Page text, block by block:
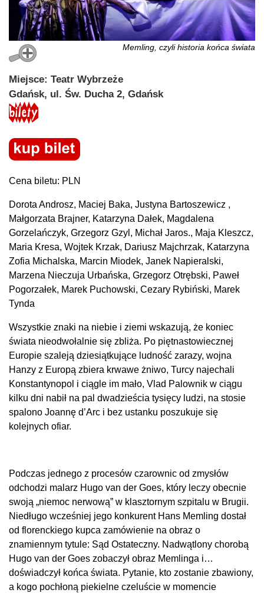
Memling, czyli historia końca świata
Miejsce: Teatr Wybrzeże
Gdańsk, ul. Św. Ducha 2, Gdańsk
Cena biletu: PLN
Dorota Androsz, Maciej Baka, Justyna Bartoszewicz ,
Małgorzata Brajner, Katarzyna Dałek, Magdalena
Gorzelańczyk, Grzegorz Gzyl, Michał Jaros., Maja Kleszcz,
Maria Kresa, Wojtek Krzak, Dariusz Majchrzak, Katarzyna
Zofia Michalska, Marcin Miodek, Janek Napieralski,
Marzena Nieczuja Urbańska, Grzegorz Otrębski, Paweł
Pogorzałek, Marek Puchowski, Cezary Rybiński, Marek
Tynda
Wszystkie znaki na niebie i ziemi wskazują, że koniec
świata nieodwołalnie się zbliża. Po piętnastowiecznej
Europie szaleją dziesiątkujące ludność zarazy, wojna
Hanzy z Europą zbiera krwawe żniwo, Turcy najechali
Konstantynopol i ciągle im mało, Vlad Palownik w ciągu
kilku dni nabił na pal dwadzieścia tysięcy ludzi, na stosie
spalono Joannę d’Arc i bez ustanku poszukuje się
kolejnych ofiar.
Podczas jednego z procesów czarownic od zmysłów
odchodzi malarz Hugo van der Goes, który leczy obecnie
swoją „niemoc nerwową” w klasztornym szpitalu w Brugii.
Niedługo wcześniej jego konkurent Hans Memling dostał
od florenckiego kupca zamówienie na obraz o
znamiennym tytule: Sąd Ostateczny. Nadwątlony chorobą
Hugo van der Goes zobaczył obraz Memlinga i…
doświadczył końca świata. Pytanie, kto zostanie zbawiony,
a kogo pochłoną piekielne czeluście w momencie